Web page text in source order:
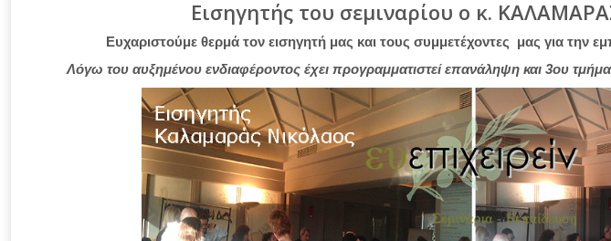
Εισηγητής του σεμιναρίου ο κ.
Ευχαριστούμε θερμά τον εισηγητή μας και τους συμμετέχοντες μας για την
Λόγω του αυξημένου ενδιαφέροντος έχει προγραμματιστεί επανάληψη και 3ου